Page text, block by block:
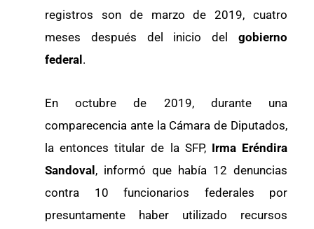
registros son de marzo de 2019, cuatro
meses después del inicio del gobierno
federal.
En octubre de 2019, durante una
comparecencia ante la Cámara de Diputados,
la entonces titular de la SFP, Irma Eréndira
Sandoval, informó que había 12 denuncias
contra 10 funcionarios federales por
presuntamente haber utilizado recursos